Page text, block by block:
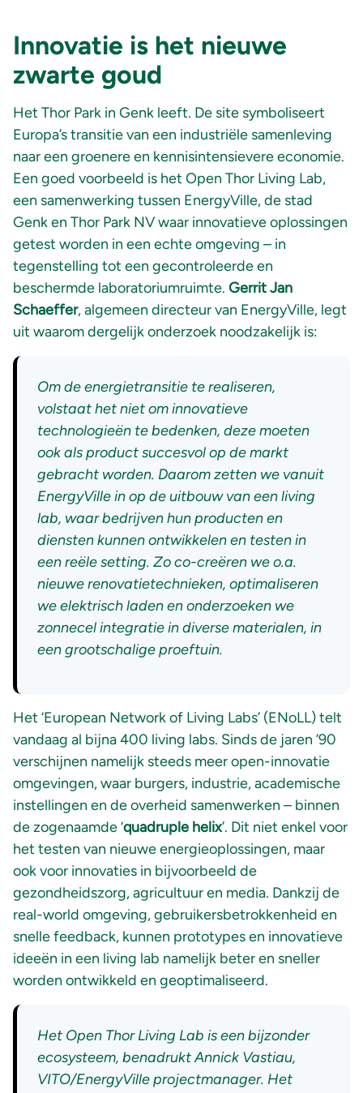
Innovatie is het nieuwe
zwarte goud
Het Thor Park in Genk leeft. De site symboliseert
Europa’s transitie van een industriële samenleving
naar een groenere en kennisintensievere economie.
Een goed voorbeeld is het Open Thor Living Lab,
een samenwerking tussen EnergyVille, de stad
Genk en Thor Park NV waar innovatieve oplossingen
getest worden in een echte omgeving – in
tegenstelling tot een gecontroleerde en
beschermde laboratoriumruimte. Gerrit Jan
Schaeffer, algemeen directeur van EnergyVille, legt
uit waarom dergelijk onderzoek noodzakelijk is:
Om de energietransitie te realiseren,
volstaat het niet om innovatieve
technologieën te bedenken, deze moeten
ook als product succesvol op de markt
gebracht worden. Daarom zetten we vanuit
EnergyVille in op de uitbouw van een living
lab, waar bedrijven hun producten en
diensten kunnen ontwikkelen en testen in
een reële setting. Zo co-creëren we o.a.
nieuwe renovatietechnieken, optimaliseren
we elektrisch laden en onderzoeken we
zonnecel integratie in diverse materialen, in
een grootschalige proeftuin.
Het ‘European Network of Living Labs’ (ENoLL) telt
vandaag al bijna 400 living labs. Sinds de jaren ’90
verschijnen namelijk steeds meer open-innovatie
omgevingen, waar burgers, industrie, academische
instellingen en de overheid samenwerken – binnen
de zogenaamde ‘quadruple helix’. Dit niet enkel voor
het testen van nieuwe energieoplossingen, maar
ook voor innovaties in bijvoorbeeld de
gezondheidszorg, agricultuur en media. Dankzij de
real-world omgeving, gebruikersbetrokkenheid en
snelle feedback, kunnen prototypes en innovatieve
ideeën in een living lab namelijk beter en sneller
worden ontwikkeld en geoptimaliseerd.
Het Open Thor Living Lab is een bijzonder
ecosysteem, benadrukt Annick Vastiau,
VITO/EnergyVille projectmanager. Het